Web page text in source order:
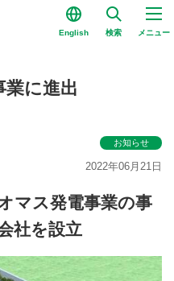
English 検索 メニュー
に進出
お知らせ
2022年06月21日
マス発電事業の事
社を設立